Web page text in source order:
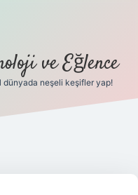
ve Eğlence
dünyada neşeli keşifler yap!